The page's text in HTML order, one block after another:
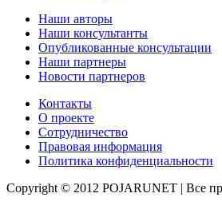
Наши авторы
Наши консультанты
Опубликованные консультации
Наши партнеры
Новости партнеров
Контакты
О проекте
Сотрудничество
Правовая информация
Политика конфиденциальности
Copyright © 2012 POJARUNET | Все